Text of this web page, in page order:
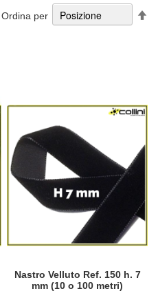
Ordina per
Nastro Velluto Ref. 150 h. 7
mm (10 o 100 metri)